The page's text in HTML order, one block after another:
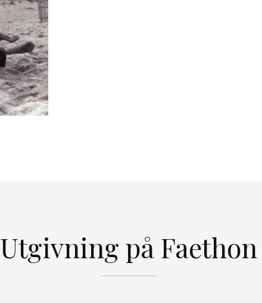
Utgivning på Faethon